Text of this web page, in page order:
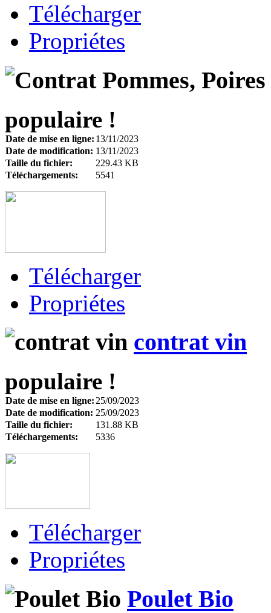
Télécharger
Propriétes
populaire !
Date de mise en ligne: 13/11/2023
Date de modification: 13/11/2023
Taille du fichier:
229.43 KB
Téléchargements:
5541
Télécharger
Propriétes
contrat vin
populaire !
Date de mise en ligne: 25/09/2023
Date de modification: 25/09/2023
Taille du fichier:
131.88 KB
Téléchargements:
5336
Télécharger
Propriétes
Poulet Bio